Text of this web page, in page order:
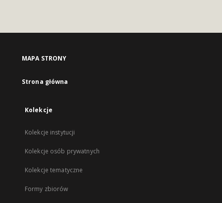
MAPA STRONY
Strona główna
Kolekcje
Kolekcje instytucji
Kolekcje osób prywatnych
Kolekcje tematyczne
Formy zbiorów